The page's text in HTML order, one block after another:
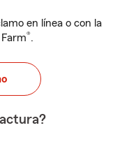
en línea o con la
®.